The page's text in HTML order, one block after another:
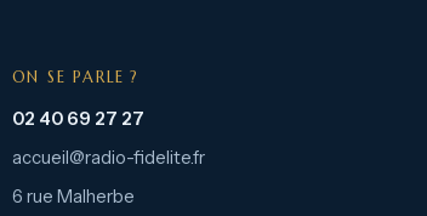
ON SE PARLE ?
02 40 69 27 27
accueil@radio-fidelite.fr
6 rue Malherbe